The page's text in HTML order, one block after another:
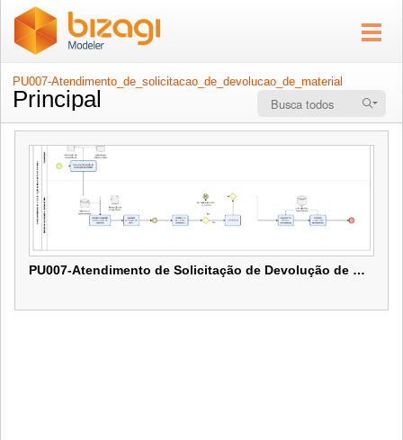
PU007-Atendimento_de_solicitacao_de_devolucao_de_material
Principal
PU007-Atendimento de Solicitação de Devolução de Material